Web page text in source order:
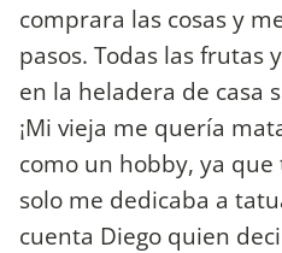
comprara las cosas y
pasos. Todas las frutas
en la heladera de casa
¡Mi vieja me quería
como un hobby, ya
solo me dedicaba a
cuenta Diego quien